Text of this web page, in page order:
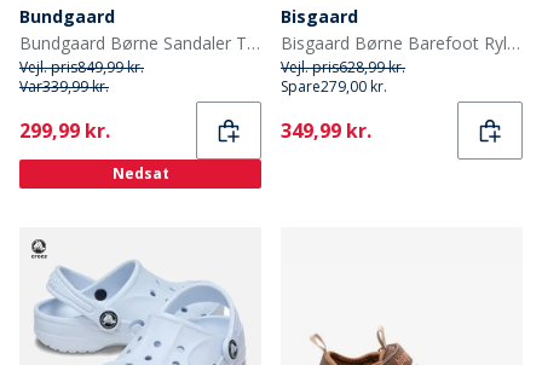
Bundgaard
Bundgaard Børne Sandaler Tritu II Sort Ws
Vejl. pris849,99 kr.
Var339,99 kr.
Current
299,99 kr.
Nedsat
Bisgaard
Bisgaard Børne Barefoot Ryle Sandaler Violet
Vejl. pris628,99 kr.
Spare279,00 kr.
Current
349,99 kr.